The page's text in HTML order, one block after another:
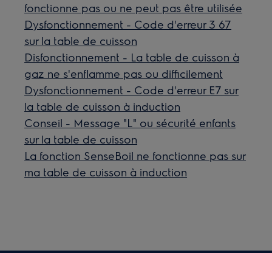
fonctionne pas ou ne peut pas être utilisée
Dysfonctionnement - Code d'erreur 3 67
sur la table de cuisson
Disfonctionnement - La table de cuisson à
gaz ne s'enflamme pas ou difficilement
Dysfonctionnement - Code d'erreur E7 sur
la table de cuisson à induction
Conseil - Message "L" ou sécurité enfants
sur la table de cuisson
La fonction SenseBoil ne fonctionne pas sur
ma table de cuisson à induction